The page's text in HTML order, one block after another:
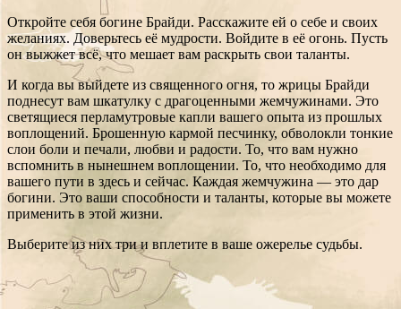
Откройте себя богине Брайди. Расскажите ей о себе и своих
желаниях. Доверьтесь её мудрости. Войдите в её огонь. Пусть
он выжжет всё, что мешает вам раскрыть свои таланты.
И когда вы выйдете из священного огня, то жрицы Брайди
поднесут вам шкатулку с драгоценными жемчужинами. Это
светящиеся перламутровые капли вашего опыта из прошлых
воплощений. Брошенную кармой песчинку, обволокли тонкие
слои боли и печали, любви и радости. То, что вам нужно
вспомнить в нынешнем воплощении. То, что необходимо для
вашего пути в здесь и сейчас. Каждая жемчужина — это дар
богини. Это ваши способности и таланты, которые вы можете
применить в этой жизни.
Выберите из них три и вплетите в ваше ожерелье судьбы.